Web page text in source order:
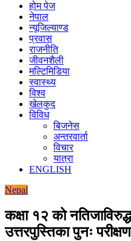
होम पेज
नेपाल
न्यूजिल्याण्ड
प्रवास
राजनीति
जीवनशैली
मल्टिमिडिया
स्वास्थ्य
विश्व
खेलकुद
विविध
बिजनेस
अन्तरवार्ता
विचार
यात्रा
ENGLISH
Nepal
कक्षा १२ को नतिजाविरुद्ध
उत्तरपुस्तिका पुनः